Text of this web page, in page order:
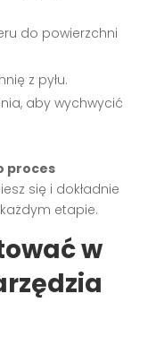
do powierzchni
z pyłu.
aby wychwycić
proces
się i dokładnie
etapie.
w